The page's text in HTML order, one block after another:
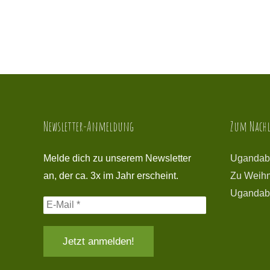
Newsletter-Anmeldung
Melde dich zu unserem Newsletter
an, der ca. 3x im Jahr erscheint.
Zum
Zu